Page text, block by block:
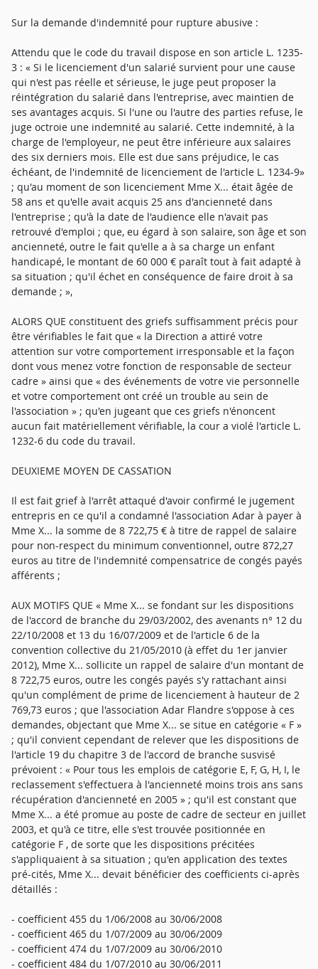
Sur la demande d'indemnité pour rupture abusive :
Attendu que le code du travail dispose en son article L. 1235-
3 : « Si le licenciement d'un salarié survient pour une cause
qui n'est pas réelle et sérieuse, le juge peut proposer la
réintégration du salarié dans l'entreprise, avec maintien de
ses avantages acquis. Si l'une ou l'autre des parties refuse, le
juge octroie une indemnité au salarié. Cette indemnité, à la
charge de l'employeur, ne peut être inférieure aux salaires
des six derniers mois. Elle est due sans préjudice, le cas
échéant, de l'indemnité de licenciement de l'article L. 1234-9»
; qu'au moment de son licenciement Mme X... était âgée de
58 ans et qu'elle avait acquis 25 ans d'ancienneté dans
l'entreprise ; qu'à la date de l'audience elle n'avait pas
retrouvé d'emploi ; que, eu égard à son salaire, son âge et son
ancienneté, outre le fait qu'elle a à sa charge un enfant
handicapé, le montant de 60 000 € paraît tout à fait adapté à
sa situation ; qu'il échet en conséquence de faire droit à sa
demande ; »,
ALORS QUE constituent des griefs suffisamment précis pour
être vérifiables le fait que « la Direction a attiré votre
attention sur votre comportement irresponsable et la façon
dont vous menez votre fonction de responsable de secteur
cadre » ainsi que « des événements de votre vie personnelle
et votre comportement ont créé un trouble au sein de
l'association » ; qu'en jugeant que ces griefs n'énoncent
aucun fait matériellement vérifiable, la cour a violé l'article L.
1232-6 du code du travail.
DEUXIEME MOYEN DE CASSATION
Il est fait grief à l'arrêt attaqué d'avoir confirmé le jugement
entrepris en ce qu'il a condamné l'association Adar à payer à
Mme X... la somme de 8 722,75 € à titre de rappel de salaire
pour non-respect du minimum conventionnel, outre 872,27
euros au titre de l'indemnité compensatrice de congés payés
afférents ;
AUX MOTIFS QUE « Mme X... se fondant sur les dispositions
de l'accord de branche du 29/03/2002, des avenants n° 12 du
22/10/2008 et 13 du 16/07/2009 et de l'article 6 de la
convention collective du 21/05/2010 (à effet du 1er janvier
2012), Mme X... sollicite un rappel de salaire d'un montant de
8 722,75 euros, outre les congés payés s'y rattachant ainsi
qu'un complément de prime de licenciement à hauteur de 2
769,73 euros ; que l'association Adar Flandre s'oppose à ces
demandes, objectant que Mme X... se situe en catégorie « F »
; qu'il convient cependant de relever que les dispositions de
l'article 19 du chapitre 3 de l'accord de branche susvisé
prévoient : « Pour tous les emplois de catégorie E, F, G, H, I, le
reclassement s'effectuera à l'ancienneté moins trois ans sans
récupération d'ancienneté en 2005 » ; qu'il est constant que
Mme X... a été promue au poste de cadre de secteur en juillet
2003, et qu'à ce titre, elle s'est trouvée positionnée en
catégorie F , de sorte que les dispositions précitées
s'appliquaient à sa situation ; qu'en application des textes
pré-cités, Mme X... devait bénéficier des coefficients ci-après
détaillés :
- coefficient 455 du 1/06/2008 au 30/06/2008
- coefficient 465 du 1/07/2009 au 30/06/2009
- coefficient 474 du 1/07/2009 au 30/06/2010
- coefficient 484 du 1/07/2010 au 30/06/2011